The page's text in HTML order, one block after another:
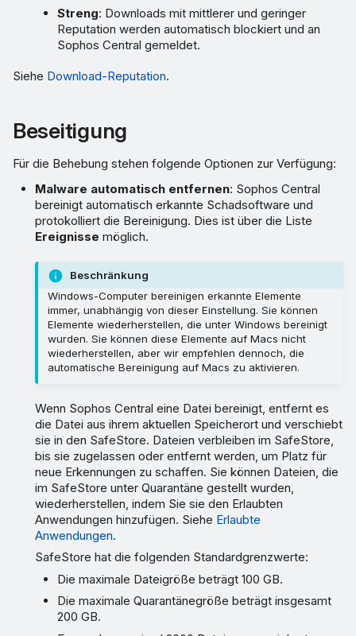
Streng: Downloads mit mittlerer und geringer
Reputation werden automatisch blockiert und an
Sophos Central gemeldet.
Siehe Download-Reputation.
Beseitigung
Für die Behebung stehen folgende Optionen zur Verfügung:
Malware automatisch entfernen: Sophos Central
bereinigt automatisch erkannte Schadsoftware und
protokolliert die Bereinigung. Dies ist über die Liste
Ereignisse möglich.
Beschränkung
Windows-Computer bereinigen erkannte Elemente
immer, unabhängig von dieser Einstellung. Sie können
Elemente wiederherstellen, die unter Windows bereinigt
wurden. Sie können diese Elemente auf Macs nicht
wiederherstellen, aber wir empfehlen dennoch, die
automatische Bereinigung auf Macs zu aktivieren.
Wenn Sophos Central eine Datei bereinigt, entfernt es
die Datei aus ihrem aktuellen Speicherort und verschiebt
sie in den SafeStore. Dateien verbleiben im SafeStore,
bis sie zugelassen oder entfernt werden, um Platz für
neue Erkennungen zu schaffen. Sie können Dateien, die
im SafeStore unter Quarantäne gestellt wurden,
wiederherstellen, indem Sie sie den Erlaubten
Anwendungen hinzufügen. Siehe Erlaubte
Anwendungen.
SafeStore hat die folgenden Standardgrenzwerte:
Die maximale Dateigröße beträgt 100 GB.
Die maximale Quarantänegröße beträgt insgesamt
200 GB.